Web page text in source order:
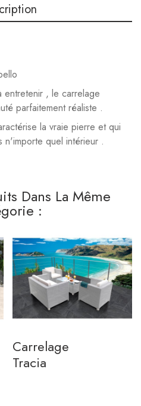
entretenir , le carrelage
parfaitement réaliste .
la vraie pierre et qui
n'importe quel intérieur .
Dans La Même
:
Carrelage
Tracia